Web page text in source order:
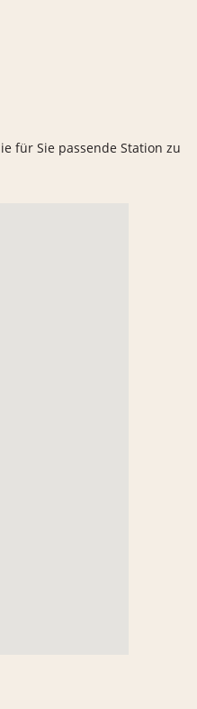
für Sie passende Station zu